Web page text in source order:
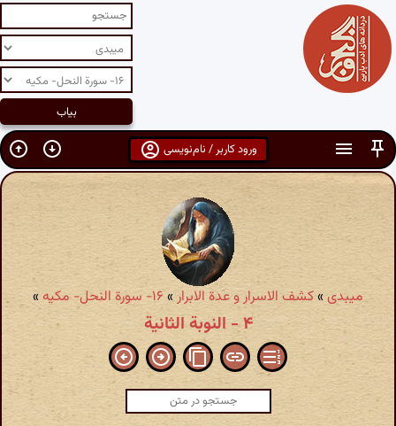
ورود کاربر / نام‌نویسی
میبدی»کشف الاسرار و عدة الابرار» ۱۶- سورة النحل- مکیه‏ »
۴ - النوبة الثانیة